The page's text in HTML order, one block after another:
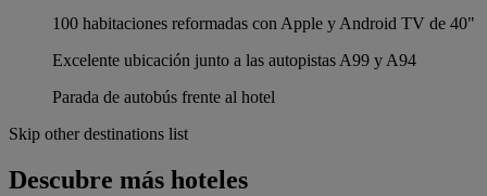
100 habitaciones reformadas con Apple y Android TV de 40"
Excelente ubicación junto a las autopistas A99 y A94
Parada de autobús frente al hotel
Skip other destinations list
Descubre más hoteles